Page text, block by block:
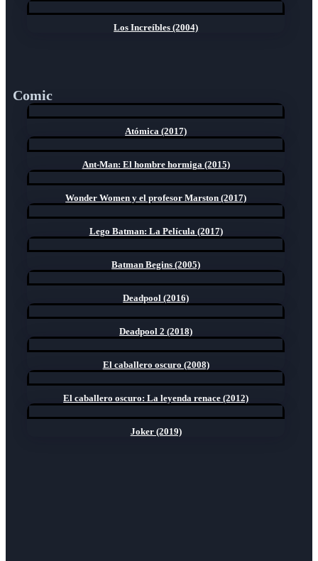
Los Increíbles (2004)
Comic
Atómica (2017)
Ant-Man: El hombre hormiga (2015)
Wonder Women y el profesor Marston (2017)
Lego Batman: La Película (2017)
Batman Begins (2005)
Deadpool (2016)
Deadpool 2 (2018)
El caballero oscuro (2008)
El caballero oscuro: La leyenda renace (2012)
Joker (2019)